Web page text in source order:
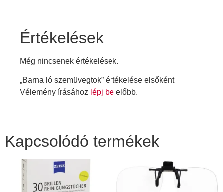
Értékelések
Még nincsenek értékelések.
„Barna ló szemüvegtok” értékelése elsőként
Vélemény írásához lépj be előbb.
Kapcsolódó termékek